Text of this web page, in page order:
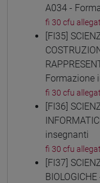
A034 -
fi 30 cfu
[FI35]
Formazione
fi 30 cfu
[FI36]
insegnanti
fi 30 cfu
[FI37]